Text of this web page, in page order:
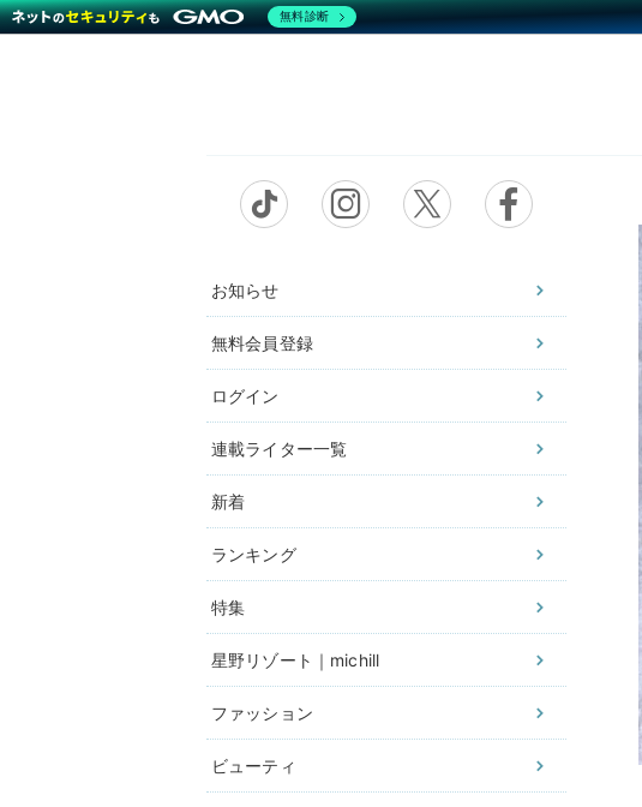
お知らせ
無料会員登録
ログイン
連載ライター一覧
新着
ランキング
特集
星野リゾート｜michill
ファッション
ビューティ
無料診断